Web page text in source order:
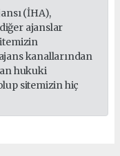
(İHA),
ajanslar
kanallarından
hukuki
sitemizin hiç